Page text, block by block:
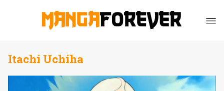
Itachi Uchiha